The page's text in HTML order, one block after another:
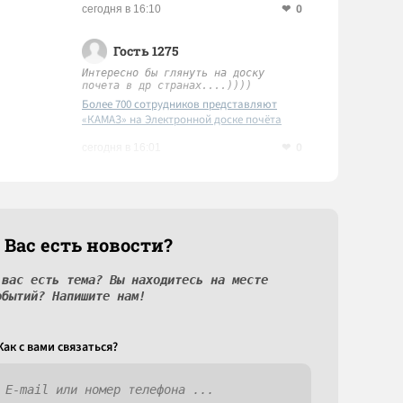
сегодня в 16:10 0
Гость 1275
Интересно бы глянуть на доску
почета в др странах....))))
Более 700 сотрудников представляют
«КАМАЗ» на Электронной доске почёта
есть новости?
есть тема? Вы находитесь на месте
Напишите нам!
c вами связаться?